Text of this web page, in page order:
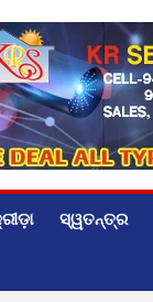
ସ୍ୱତନ୍ତ୍ର